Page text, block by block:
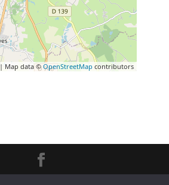
| Map data ©OpenStreetMap contributors